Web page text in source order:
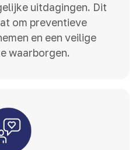
uitdagingen. Dit
om preventieve
en een veilige
waarborgen.